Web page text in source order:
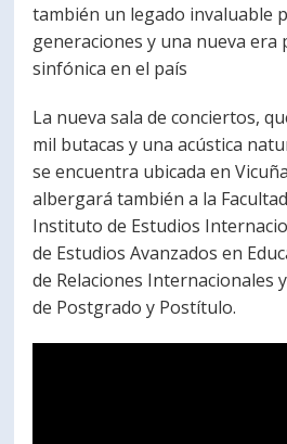
también un legado invaluable
generaciones y una nueva era
sinfónica en el país
La nueva sala de conciertos,
mil butacas y una acústica
se encuentra ubicada en
albergará también a la
Instituto de Estudios
de Estudios Avanzados en
de Relaciones Internacionales
de Postgrado y Postítulo.